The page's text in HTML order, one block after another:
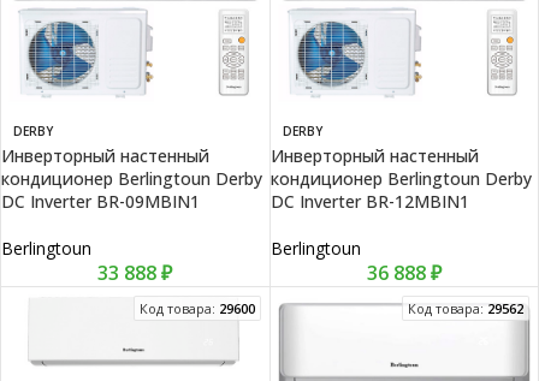
DERBY
Инверторный настенный
кондиционер Berlingtoun Derby
DC Inverter BR-09MBIN1
Berlingtoun
33 888₽
DERBY
Инверторный настенный
кондиционер Berlingtoun Derby
DC Inverter BR-12MBIN1
Berlingtoun
36 888₽
Код товара: 29600 Код товара: 29562